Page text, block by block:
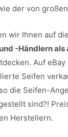
der von
wir Ihnen auf
-Händlern als
Auf
Seifen
die Seifen-
sind?!
Herstellern.